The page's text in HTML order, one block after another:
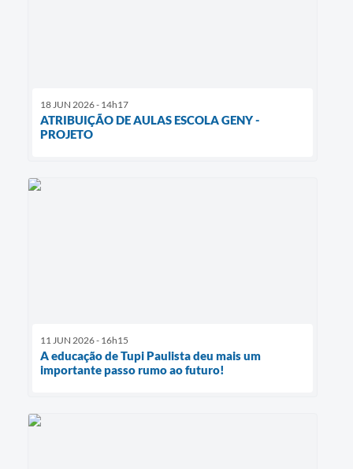
18 JUN 2026 - 14h17
ATRIBUIÇÃO DE AULAS ESCOLA GENY -
PROJETO
11 JUN 2026 - 16h15
A educação de Tupi Paulista deu mais um
importante passo rumo ao futuro!